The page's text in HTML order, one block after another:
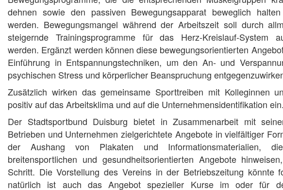
dehnen sowie den passiven Bewegungsapparat beweglich
werden. Bewegungsmangel während der Arbeitszeit soll durch
steigernde Trainingsprogramme für das Herz-Kreislauf-System
werden. Ergänzt werden können diese bewegungsorientierten
Einführung in Entspannungstechniken, um den An- und
psychischen Stress und körperlicher Beanspruchung
Zusätzlich wirken das gemeinsame Sporttreiben mit Kolleginnen
positiv auf das Arbeitsklima und auf die Unternehmensidentifikation ein.
Der Stadtsportbund Duisburg bietet in Zusammenarbeit mit
Betrieben und Unternehmen zielgerichtete Angebote in vielfältiger
der Aushang von Plakaten und Informationsmaterialien,
breitensportlichen und gesundheitsorientierten Angebote
Schritt. Die Vorstellung des Vereins in der Betriebszeitung könnte
natürlich ist auch das Angebot spezieller Kurse im oder für